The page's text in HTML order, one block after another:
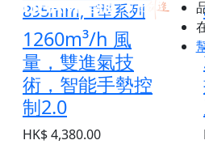
895mm, T型系列
1260m³/h 風
量，雙進氣技
術，智能手勢控
制2.0
HK$ 4,380.00